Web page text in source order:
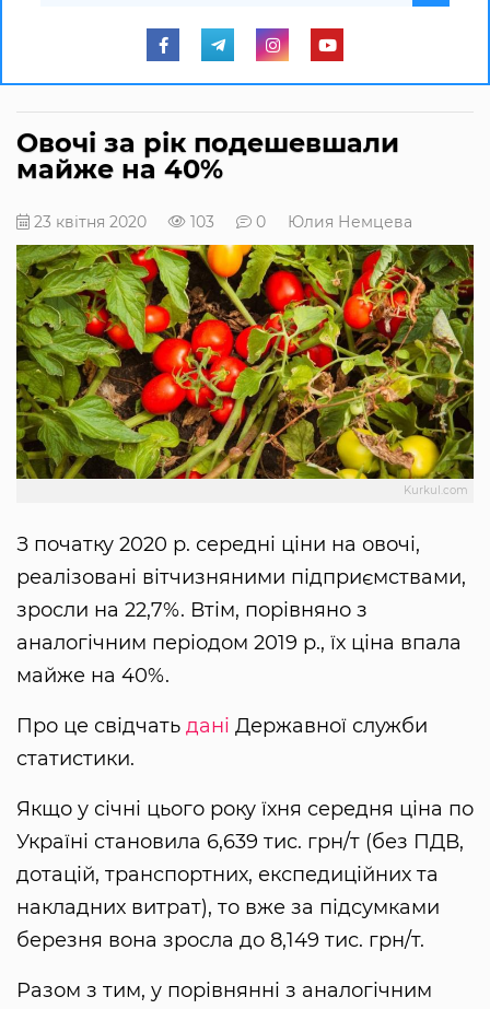
Овочі за рік подешевшали
майже на 40%
23 квітня 2020 103 0 Юлия Немцева
Kurkul.com
З початку 2020 р. середні ціни на овочі,
реалізовані вітчизняними підприємствами,
зросли на 22,7%. Втім, порівняно з
аналогічним періодом 2019 р., їх ціна впала
майже на 40%.
Про це свідчать дані Державної служби
статистики.
Якщо у січні цього року їхня середня ціна по
Україні становила 6,639 тис. грн/т (без ПДВ,
дотацій, транспортних, експедиційних та
накладних витрат), то вже за підсумками
березня вона зросла до 8,149 тис. грн/т.
Разом з тим, у порівнянні з аналогічним